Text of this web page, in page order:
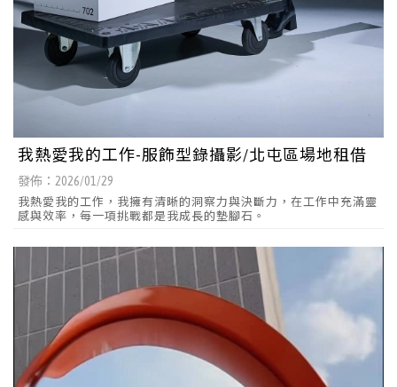
我熱愛我的工作-服飾型錄攝影/北屯區場地租借
發佈：2026/01/29
我熱愛我的工作，我擁有清晰的洞察力與決斷力，在工作中充滿靈
感與效率，每一項挑戰都是我成長的墊腳石。